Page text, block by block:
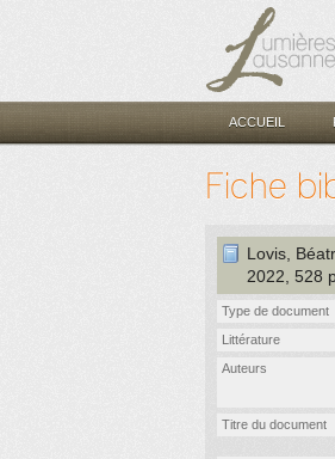
ACCUEIL
Fiche
Lovis,
2022 , 528
Type de document
Littérature
Auteurs
Titre du document